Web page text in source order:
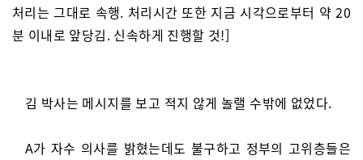
처리는 그대로 속행. 처리시간 또한 지금 시각으로부터 약 20
분 이내로 앞당김. 신속하게 진행할 것!]
김 박사는 메시지를 보고 적지 않게 놀랠 수밖에 없었다.
A가 자수 의사를 밝혔는데도 불구하고 정부의 고위층들은